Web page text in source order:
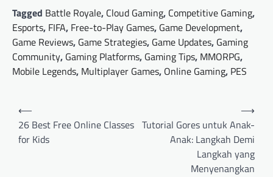
Tagged Battle Royale, Cloud Gaming, Competitive Gaming,
Esports, FIFA, Free-to-Play Games, Game Development,
Game Reviews, Game Strategies, Game Updates, Gaming
Community, Gaming Platforms, Gaming Tips, MMORPG,
Mobile Legends, Multiplayer Games, Online Gaming, PES
Post
navigation
⟵
26 Best Free Online Classes
for Kids
Tutorial Gores untuk Anak-
Anak: Langkah Demi
Langkah yang
Menyenangkan
⟶